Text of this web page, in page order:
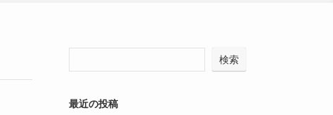
検索
最近の投稿